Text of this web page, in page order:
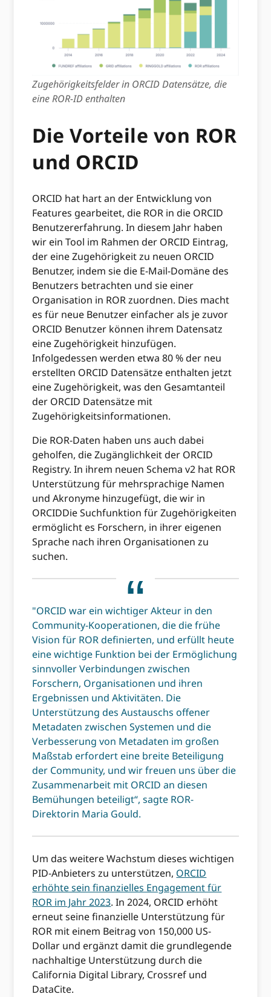
Zugehörigkeitsfelder in ORCID Datensätze, die
eine ROR-ID enthalten
Die Vorteile von ROR
und ORCID
ORCID hat hart an der Entwicklung von
Features gearbeitet, die ROR in die ORCID
Benutzererfahrung. In diesem Jahr haben
wir ein Tool im Rahmen der ORCID Eintrag,
der eine Zugehörigkeit zu neuen ORCID
Benutzer, indem sie die E-Mail-Domäne des
Benutzers betrachten und sie einer
Organisation in ROR zuordnen. Dies macht
es für neue Benutzer einfacher als je zuvor
ORCID Benutzer können ihrem Datensatz
eine Zugehörigkeit hinzufügen.
Infolgedessen werden etwa 80 % der neu
erstellten ORCID Datensätze enthalten jetzt
eine Zugehörigkeit, was den Gesamtanteil
der ORCID Datensätze mit
Zugehörigkeitsinformationen.
Die ROR-Daten haben uns auch dabei
geholfen, die Zugänglichkeit der ORCID
Registry. In ihrem neuen Schema v2 hat ROR
Unterstützung für mehrsprachige Namen
und Akronyme hinzugefügt, die wir in
ORCIDDie Suchfunktion für Zugehörigkeiten
ermöglicht es Forschern, in ihrer eigenen
Sprache nach ihren Organisationen zu
suchen.
"ORCID war ein wichtiger Akteur in den
Community-Kooperationen, die die frühe
Vision für ROR definierten, und erfüllt heute
eine wichtige Funktion bei der Ermöglichung
sinnvoller Verbindungen zwischen
Forschern, Organisationen und ihren
Ergebnissen und Aktivitäten. Die
Unterstützung des Austauschs offener
Metadaten zwischen Systemen und die
Verbesserung von Metadaten im großen
Maßstab erfordert eine breite Beteiligung
der Community, und wir freuen uns über die
Zusammenarbeit mit ORCID an diesen
Bemühungen beteiligt“, sagte ROR-
Direktorin Maria Gould.
Um das weitere Wachstum dieses wichtigen
PID-Anbieters zu unterstützen, ORCID
erhöhte sein finanzielles Engagement für
ROR im Jahr 2023. In 2024, ORCID erhöht
erneut seine finanzielle Unterstützung für
ROR mit einem Beitrag von 150,000 US-
Dollar und ergänzt damit die grundlegende
nachhaltige Unterstützung durch die
California Digital Library, Crossref und
DataCite.